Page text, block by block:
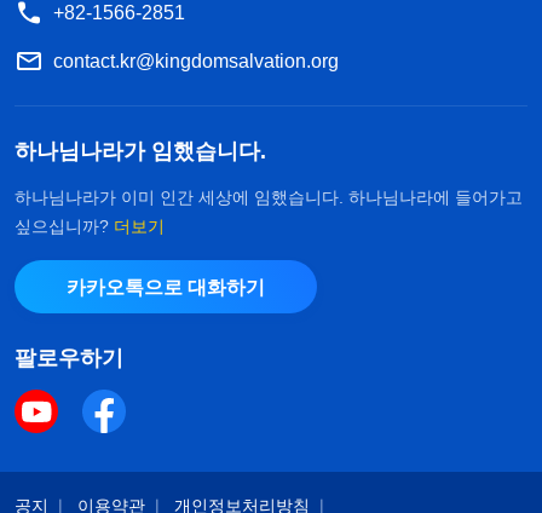
+82-1566-2851
contact.kr@kingdomsalvation.org
하나님나라가 임했습니다.
하나님나라가 이미 인간 세상에 임했습니다. 하나님나라에 들어가고
싶으십니까? 더보기
카카오톡으로 대화하기
팔로우하기
공지 이용약관 개인정보처리방침